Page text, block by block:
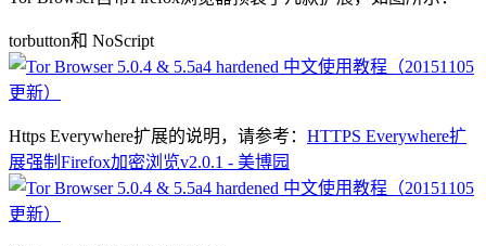
torbutton和 NoScript
Https Everywhere扩展的说明，请参考： HTTPS Everywhere扩
展强制Firefox加密浏览v2.0.1 - 美博园